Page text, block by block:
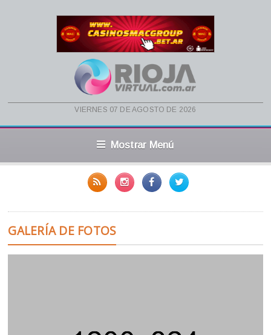
viernes 07 de agosto de 2026
Mostrar Menú
GALERÍA DE FOTOS